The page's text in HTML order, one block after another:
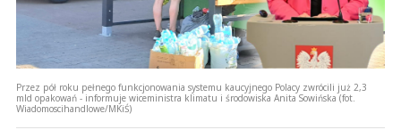
Przez pół roku pełnego funkcjonowania systemu kaucyjnego Polacy zwrócili już 2,3
mld opakowań - informuje wiceministra klimatu i środowiska Anita Sowińska (fot.
Wiadomoscihandlowe/MKiŚ)